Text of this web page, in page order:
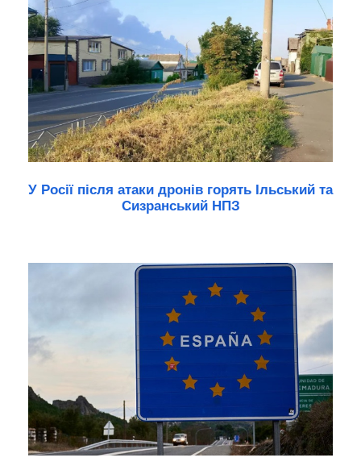
У Росії після атаки дронів горять Ільський та
Сизранський НПЗ